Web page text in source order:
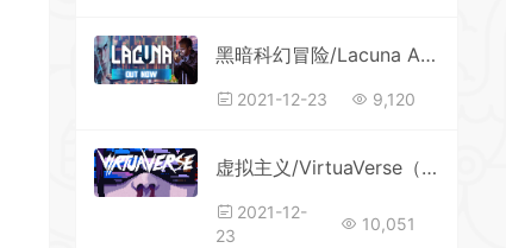
黑暗科幻冒险/Lacuna A Sci-Fi Noir Adventure()
2021-12-23 9,120
虚拟主义/VirtuaVerse（v1.31）()
2021-12-
23
10,051